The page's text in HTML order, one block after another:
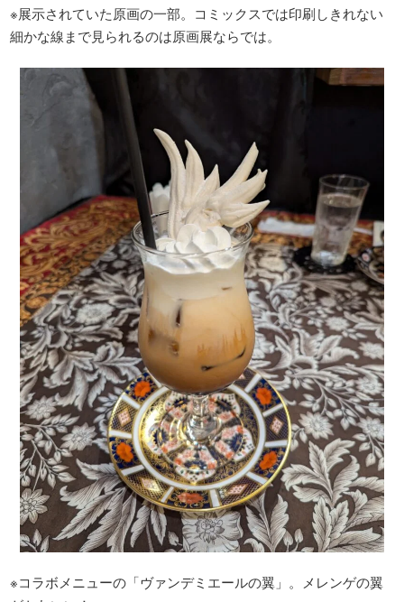
※展示されていた原画の一部。コミックスでは印刷しきれない
細かな線まで見られるのは原画展ならでは。
※コラボメニューの「ヴァンデミエールの翼」。メレンゲの翼